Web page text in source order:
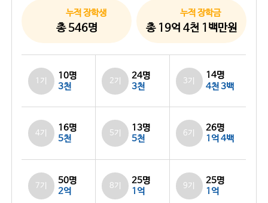
누적 장학생
총 546명
누적 장학금
총 19억 4천 1백만원
1기
10명
3천
2기
24명
3천
3기
14명
4천 3백
4기
16명
5천
5기
13명
5천
6기
26명
1억 4백
7기
50명
2억
8기
25명
1억
9기
25명
1억